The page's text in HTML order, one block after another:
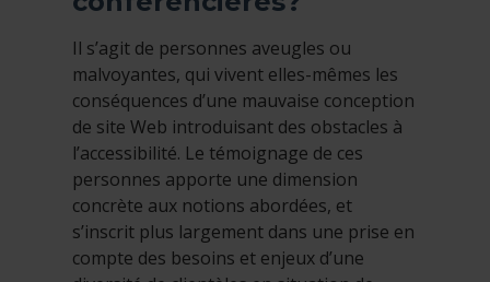
Il s’agit de personnes aveugles ou
malvoyantes, qui vivent elles-mêmes les
conséquences d’une mauvaise conception
de site Web introduisant des obstacles à
l’accessibilité. Le témoignage de ces
personnes apporte une dimension
concrète aux notions abordées, et
s’inscrit plus largement dans une prise en
compte des besoins et enjeux d’une